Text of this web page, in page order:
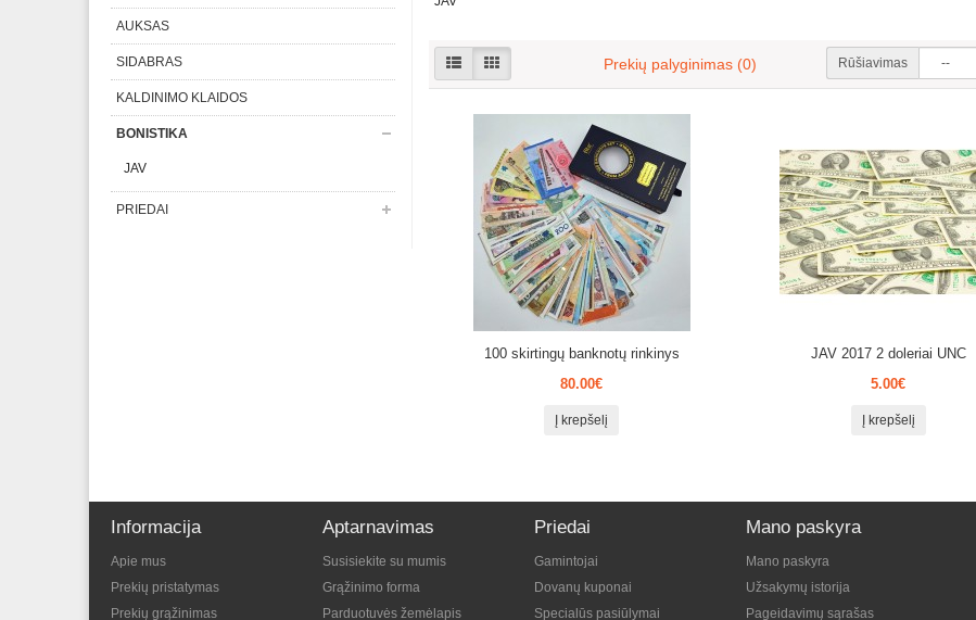
AUKSAS
SIDABRAS
KALDINIMO KLAIDOS
BONISTIKA
JAV
PRIEDAI
Prekių palyginimas (0) Rūšiavimas
100 skirtingų banknotų rinkinys
80.00€
Į krepšelį
JAV 2017 2 doleriai UNC
5.00€
Į krepšelį
Informacija
Apie mus
Prekių pristatymas
Prekių grąžinimas
Aptarnavimas
Susisiekite su mumis
Grąžinimo forma
Parduotuvės žemėlapis
Priedai
Gamintojai
Dovanų kuponai
Specialūs pasiūlymai
Mano paskyra
Mano paskyra
Užsakymų istorija
Pageidavimų sąrašas